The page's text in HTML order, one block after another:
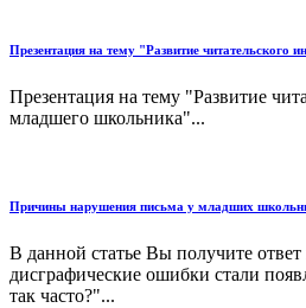
Презентация на тему "Развитие читательского
Презентация на тему "Развитие
младшего школьника"...
Причины нарушения письма у младших
В данной статье Вы получите
дисграфические ошибки стали
так часто?"...